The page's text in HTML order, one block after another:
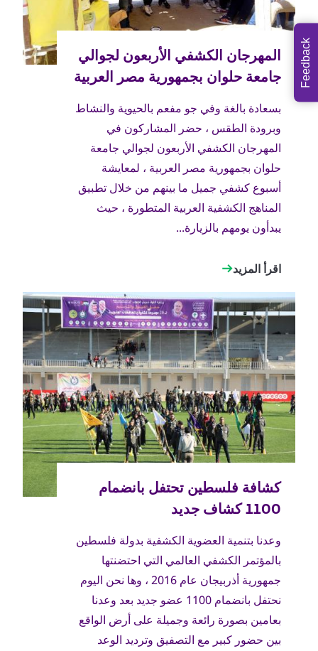
بسعادة بالغة وفي جو مفعم بالحيوية والنشاط
وبرودة الطقس ، حضر المشاركون في
المهرجان الكشفي الأربعون لجوالي جامعة
حلوان بجمهورية مصر العربية ، لمعايشة
أسبوع كشفي جميل ما بينهم من خلال تطبيق
المناهج الكشفية العربية المتطورة ، حيث
يبدأون يومهم بالزيارة...
اقرأ المزيد
وعدنا بتنمية العضوية الكشفية بدولة فلسطين
بالمؤتمر الكشفي العالمي التي احتضنتها
جمهورية أذربيجان عام 2016 ، وها نحن اليوم
نحتفل بانضمام 1100 عضو جديد بعد وعدنا
بعامين بصورة رائعة وجميلة على أرض الواقع
بين حضور كبير مع التصفيق وترديد الوعد
Feedback